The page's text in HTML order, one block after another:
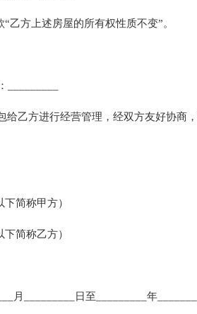
方上述房屋的所有权性质不变”。
乙方进行经营管理，经双方友好协商
简称甲方）
简称乙方）
_________日至_________年